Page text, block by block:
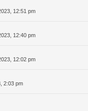
12:51 pm
12:40 pm
12:02 pm
2:03 pm